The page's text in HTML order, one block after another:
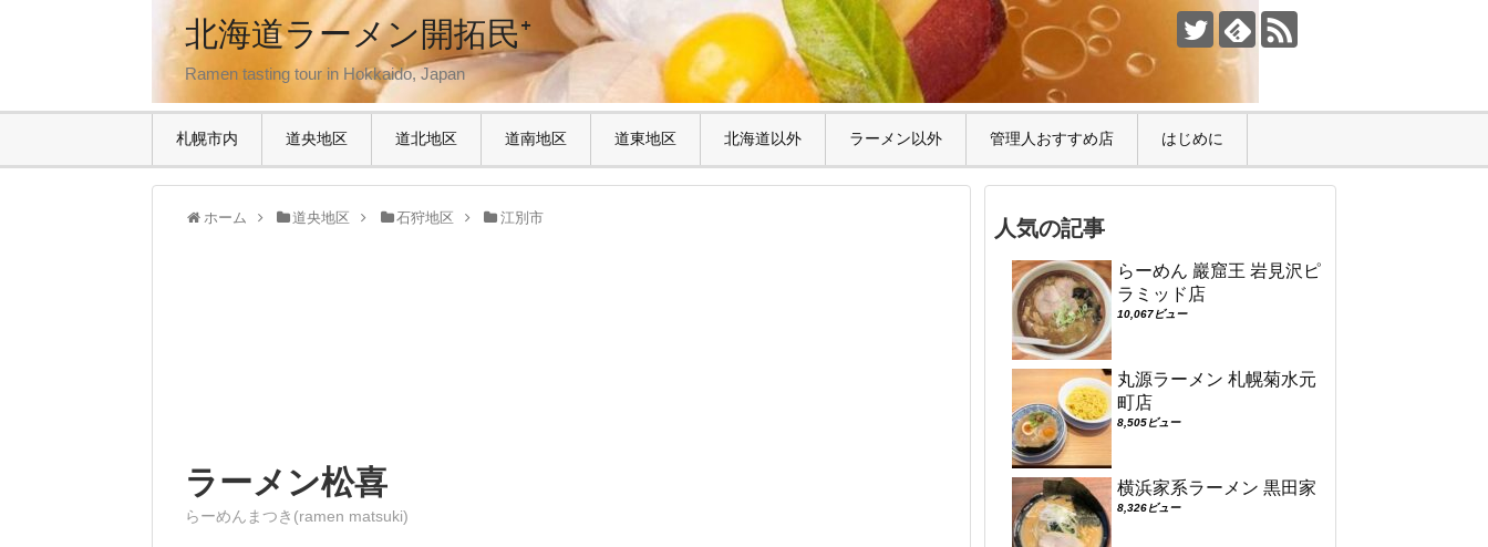
北海道ラーメン開拓民⁺
Ramen tasting tour in Hokkaido, Japan
札幌市内 道央地区 道北地区 道南地区 道東地区 北海道以外 ラーメン以外 管理人おすすめ店 はじめに
ホーム 道央地区 石狩地区 江別市
ラーメン松喜
らーめんまつき(ramen matsuki)
人気の記事
らーめん 巖窟王 岩見沢ピ
ラミッド店
10,067ビュー
丸源ラーメン 札幌菊水元
町店
8,505ビュー
横浜家系ラーメン 黒田家
8,326ビュー